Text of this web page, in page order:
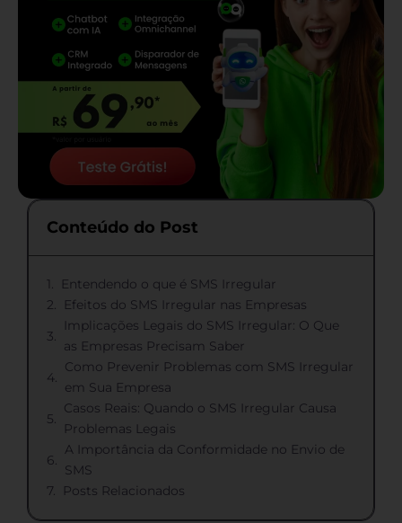
Conteúdo do Post
Entendendo o que é SMS Irregular
Efeitos do SMS Irregular nas Empresas
Implicações Legais do SMS Irregular: O Que
as Empresas Precisam Saber
Como Prevenir Problemas com SMS Irregular
em Sua Empresa
Casos Reais: Quando o SMS Irregular Causa
Problemas Legais
A Importância da Conformidade no Envio de
SMS
Posts Relacionados